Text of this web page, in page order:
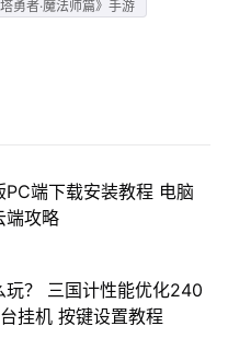
塔勇者·魔法师篇》手游
端下载安装教程 电脑
端攻略
玩？ 三国计性能优化240
挂机 按键设置教程